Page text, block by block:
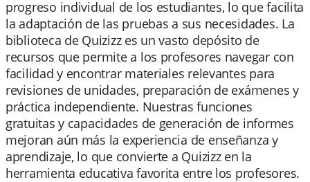
progreso individual de los estudiantes, lo que facilita
la adaptación de las pruebas a sus necesidades. La
biblioteca de Quizizz es un vasto depósito de
recursos que permite a los profesores navegar con
facilidad y encontrar materiales relevantes para
revisiones de unidades, preparación de exámenes y
práctica independiente. Nuestras funciones
gratuitas y capacidades de generación de informes
mejoran aún más la experiencia de enseñanza y
aprendizaje, lo que convierte a Quizizz en la
herramienta educativa favorita entre los profesores.